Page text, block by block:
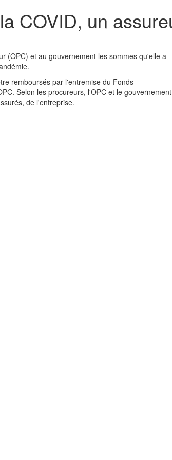
COVID, un
(OPC) et au gouvernement les sommes qu'elle a
remboursés par l'entremise du Fonds
Selon les procureurs, l'OPC et le gouvernement
de l'entreprise.